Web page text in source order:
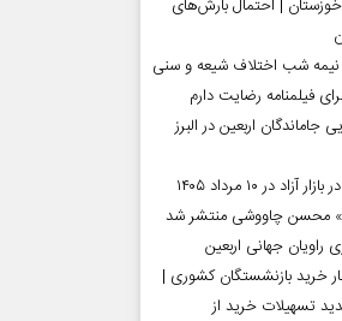
در خوزستان | احتمال بارش‌های
نیمه شب اختلاف شیعه و سنی
فیلمنامه رضایت دارم
جاماندگان اربعین در البرز
در ۱۰ مرداد ۱۴۰۵
» محسن چاووشی منتشر شد
راویان جهانی اربعین
خرید بازنشستگان کشوری |
تسهیلات خرید از
ها‌ی‌سه‌شنبه ۶ مردادماه